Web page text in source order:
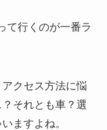
て行くのが一番ラ
クセス方法に悩
それとも車？選
ますよね。